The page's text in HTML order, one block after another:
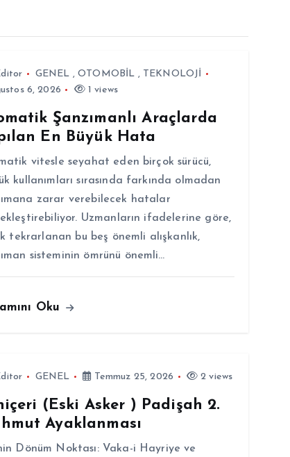
GENEL ,OTOMOBİL , TEKNOLOJİ
6, 2026
1 views
Şanzımanlı Araçlarda
En Büyük Hata
vitesle seyahat eden birçok sürücü,
kullanımları sırasında farkında olmadan
zarar verebilecek hatalar
Uzmanların ifadelerine göre,
tekrarlanan bu beş önemli alışkanlık,
sisteminin ömrünü önemli…
Oku
GENEL Temmuz 25, 2026 2 views
(Eski Asker ) Padişah 2.
Ayaklanması
Dönüm Noktası: Vaka-i Hayriye ve